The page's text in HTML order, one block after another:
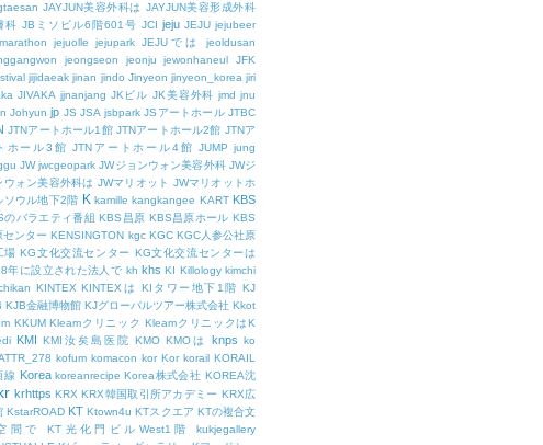
JAYJUN美容外科は JAYJUN美容形成外科
科 JBミソビル6階601号 JCI jeju JEJU jejubeer
jejuolle jejupark JEJUでは
jeoldusan
jeongseon jeonju jewonhaneul
JFK
jijidaeak jinan jindo Jinyeon jinyeon_korea jiri
JIVAKA jjnanjang JKビル JK美容外科 jmd jnu
Johyun jp JS JSA jsbpark JSアートホール JTBC
JTNアートホール1館 JTNアートホール2館 JTNア
ホール3館 JTNアートホール4館 JUMP jung
JW jwcgeopark JWジョンウォン美容外科 JWジ
ウォン美容外科は JWマリオット JWマリオットホ
ソウル地下2階 K kamille kangkangee KART KBS
のバラエティ番組 KBS昌原 KBS昌原ホール KBS
センター KENSINGTON kgc KGC KGC人参公社原
場 KG文化交流センター KG文化交流センターは
年に設立された法人で kh khs KI Killology kimchi
KINTEX KINTEXは KIタワー地下1階 KJ
KJB金融博物館 KJグローバルツアー株式会社 Kkot
KKUM Kleamクリニック KleamクリニックはK
KMI KMI汝矣島医院 KMO KMOは knps ko
kofum komacon kor Kor korail KORAIL
線 Korea koreanrecipe Korea株式会社 KOREA沈
krhttps KRX KRX韓国取引所アカデミー KRX広
KstarROAD KT Ktown4u KTスクエア KTの複合文
間で
KT光化門ビルWest1階
kukjegallery